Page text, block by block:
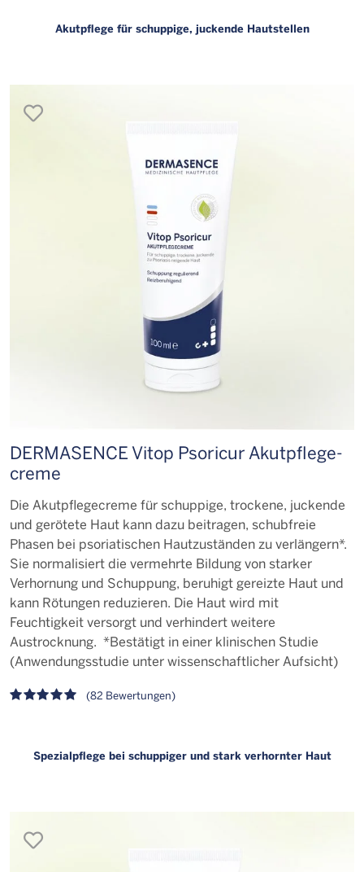
Akutpflege für schuppige, juckende Hautstellen
merken
DERMASENCE Vitop Psoricur Akutpflege­
creme
Die Akutpflegecreme für schuppige, trockene, juckende
und gerötete Haut kann dazu beitragen, schubfreie
Phasen bei psoriatischen Hautzuständen zu verlängern*.
Sie normalisiert die vermehrte Bildung von starker
Verhornung und Schuppung, beruhigt gereizte Haut und
kann Rötungen reduzieren. Die Haut wird mit
Feuchtigkeit versorgt und verhindert weitere
Austrocknung. *Bestätigt in einer klinischen Studie
(Anwendungsstudie unter wissenschaftlicher Aufsicht)
(82 Bewertungen)
Spezialpflege bei schuppiger und stark verhornter Haut
merken